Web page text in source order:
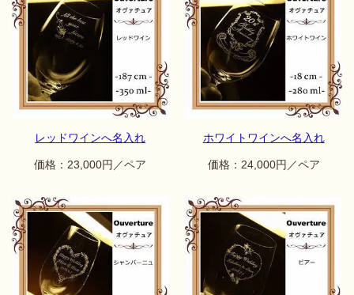
レッドワインへ名入れ
価格：23,000円／ペア
ホワイトワインへ名入れ
価格：24,000円／ペア